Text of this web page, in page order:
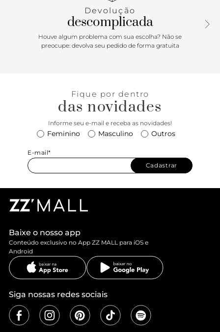
Devolução
descomplicada
Houve algum problema com sua escolha? Não se
preocupe: devolva seu pedido de forma gratuita
Fique por dentro
das novidades
Informe seu e-mail e receba as novidades!
Feminino Masculino Outros
E-mail*
Cadastrar
Baixe o nosso app
Conteúdo exclusivo no App ZZ MALL para iOS e
Android
Siga nossas redes sociais